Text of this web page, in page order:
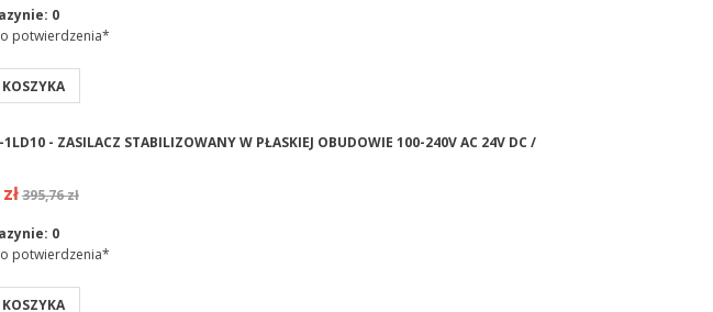
0
potwierdzenia*
1LD10 - ZASILACZ STABILIZOWANY W PŁASKIEJ OBUDOWIE 100-240V AC 24V DC /
395,76 zł
0
potwierdzenia*